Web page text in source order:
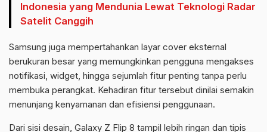
Indonesia yang Mendunia Lewat Teknologi Radar
Satelit Canggih
Samsung juga mempertahankan layar cover eksternal
berukuran besar yang memungkinkan pengguna mengakses
notifikasi, widget, hingga sejumlah fitur penting tanpa perlu
membuka perangkat. Kehadiran fitur tersebut dinilai semakin
menunjang kenyamanan dan efisiensi penggunaan.
Dari sisi desain, Galaxy Z Flip 8 tampil lebih ringan dan tipis